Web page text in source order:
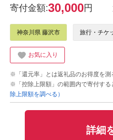
寄付金額:30,000円
神奈川県 藤沢市 旅行・チケ
お気に入り
※「還元率」とは返礼品のお得度を測
※「控除上限額」の範囲内で寄付する
除上限額を調べる）
詳細